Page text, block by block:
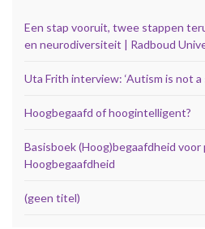
Een stap vooruit, twee stappen
en neurodiversiteit | Radboud
Uta Frith interview: ‘Autism is not a
Hoogbegaafd of hoogintelligent?
Basisboek (Hoog)begaafdheid
Hoogbegaafdheid
(geen titel)